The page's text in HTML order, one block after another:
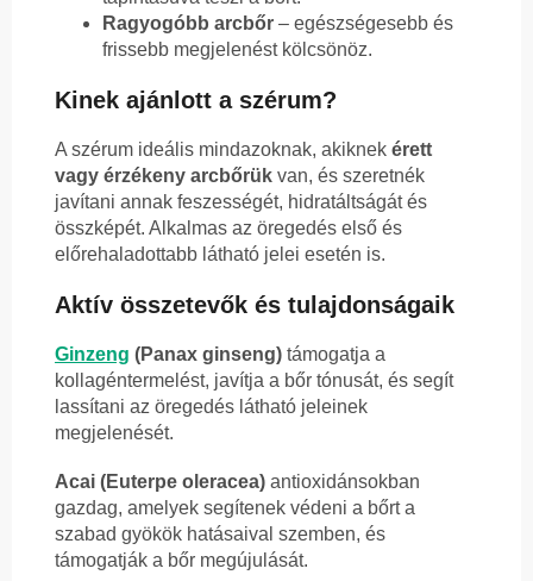
Ragyogóbb arcbőr – egészségesebb és
frissebb megjelenést kölcsönöz.
Kinek ajánlott a szérum?
A szérum ideális mindazoknak, akiknek érett
vagy érzékeny arcbőrük van, és szeretnék
javítani annak feszességét, hidratáltságát és
összképét. Alkalmas az öregedés első és
előrehaladottabb látható jelei esetén is.
Aktív összetevők és tulajdonságaik
Ginzeng (Panax ginseng) támogatja a
kollagéntermelést, javítja a bőr tónusát, és segít
lassítani az öregedés látható jeleinek
megjelenését.
Acai (Euterpe oleracea) antioxidánsokban
gazdag, amelyek segítenek védeni a bőrt a
szabad gyökök hatásaival szemben, és
támogatják a bőr megújulását.